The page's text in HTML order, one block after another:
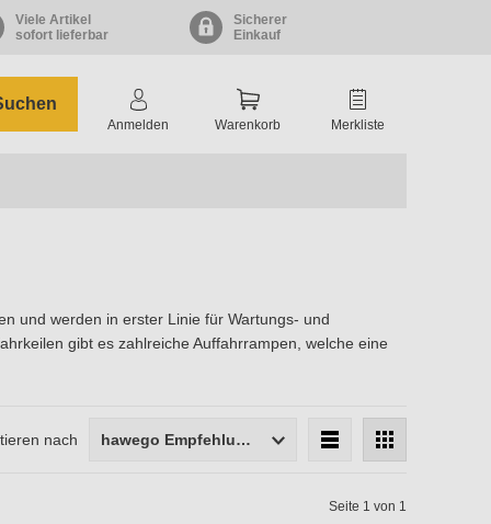
Viele Artikel
sofort lieferbar
Sicherer
Einkauf
Anmelden Warenkorb Merkliste
und werden in erster Linie für Wartungs- und
gibt es zahlreiche Auffahrrampen, welche eine
nach hawego Empfehlung
Seite 1 von 1